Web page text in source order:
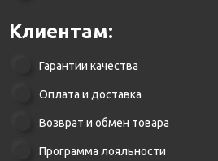
Клиентам:
Гарантии качества
Оплата и доставка
Возврат и обмен товара
Программа лояльности